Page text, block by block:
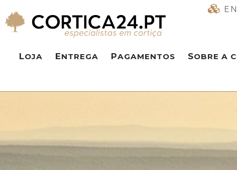
LOJA ENTREGA PAGAMENTOS SOBRE A